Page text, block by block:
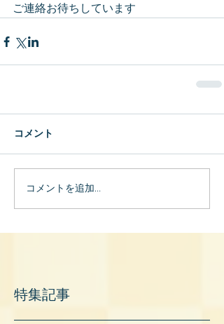
ご連絡お待ちしています
コメント
コメントを追加…
特集記事